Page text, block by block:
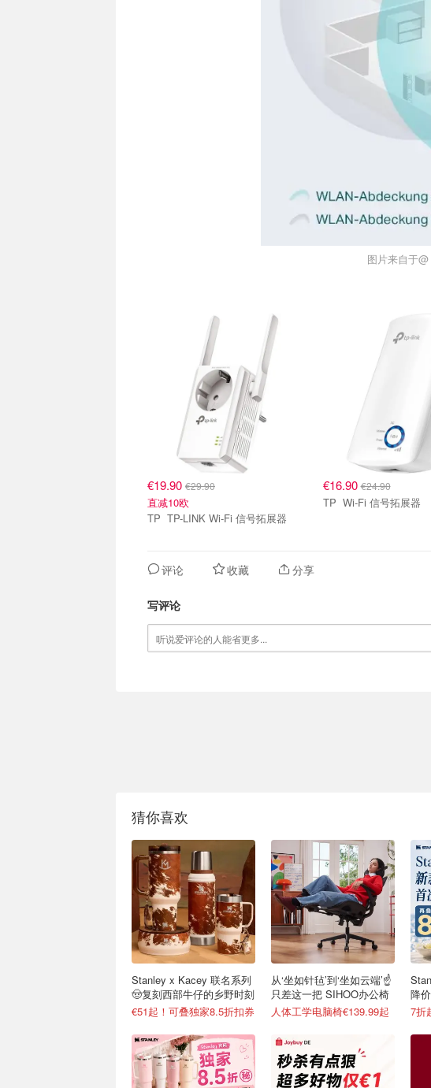
图片来自于
€19.90 €29.90
直减10欧
TP TP-LINK Wi-Fi 信号拓展器
€16.90€24.90
TP Wi-Fi 信号拓展器
评论 收藏 分享
写评论
猜你喜欢
Stanley x Kacey 联名系列
🤠复刻西部牛仔的乡野时刻
€51起！可叠独家8.5折扣券
从‘坐如针毡’到‘坐如云端’☝️
只差这一把 SIHOO办公椅
人体工学电脑椅€139.99起
降
便
7折